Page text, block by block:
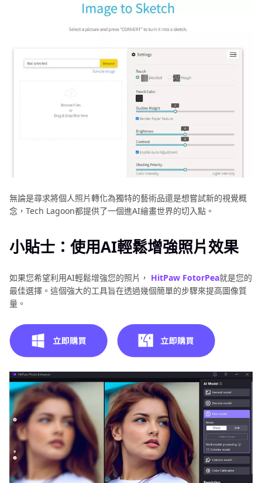
無論是尋求將個人照片轉化為獨特的藝術品還是想嘗試新的視覺概
念，Tech Lagoon都提供了一個進AI繪畫世界的切入點。
小貼士：使用AI輕鬆增強照片效果
如果您希望利用AI輕鬆增強您的照片， HitPaw FotorPea就是您的
最佳選擇。這個強大的工具旨在透過幾個簡單的步驟來提高圖像質
量。